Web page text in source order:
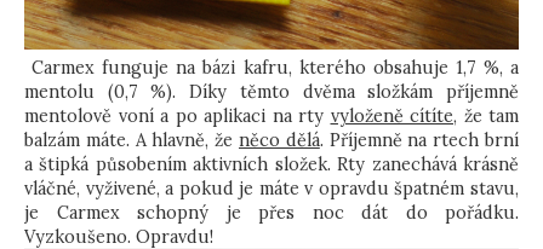
Carmex funguje na bázi kafru, kterého obsahuje 1,7 %, a
mentolu (0,7 %). Díky těmto dvěma složkám příjemně
mentolově voní a po aplikaci na rty vyloženě cítíte, že tam
balzám máte. A hlavně, že něco dělá. Příjemně na rtech brní
a štipká působením aktivních složek. Rty zanechává krásně
vláčné, vyživené, a pokud je máte v opravdu špatném stavu,
je Carmex schopný je přes noc dát do pořádku.
Vyzkoušeno. Opravdu!